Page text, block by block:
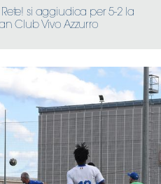
si aggiudica per 5-2 la
Club Vivo Azzurro